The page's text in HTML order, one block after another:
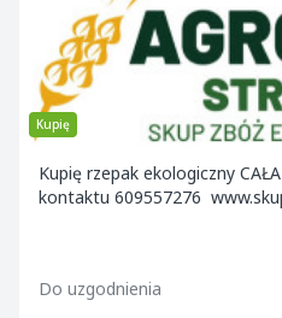
Kupię
Kupię rzepak ekologiczny
kontaktu 609557276
Do uzgodnienia